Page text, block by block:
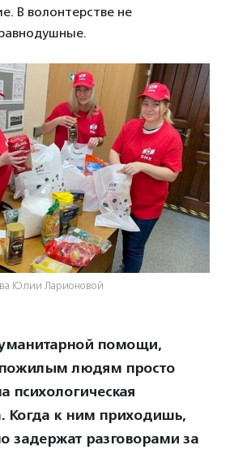
В волонтерстве не
Юлии Ларионовой
помощи,
людям просто
психологическая
Когда к ним приходишь,
задержат разговорами за